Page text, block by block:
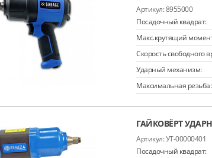
8955000
Посадочный квадрат:
Макс.крутящий
Скорость свободного
Ударный механизм:
Максимальная резьба:
ГАЙКОВЁРТ
УТ-00000401
Посадочный квадрат: